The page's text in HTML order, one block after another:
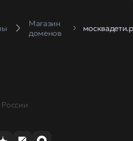
Магазин
доменов